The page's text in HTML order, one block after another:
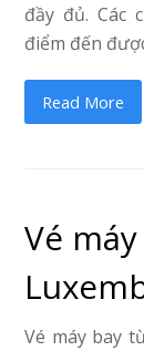
đầy đủ. Các
điểm đến
Read More
Vé
Vé máy bay